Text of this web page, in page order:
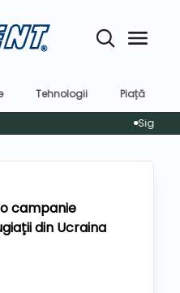
Tehnologii
Piață
Siguranța
campanie
din Ucraina